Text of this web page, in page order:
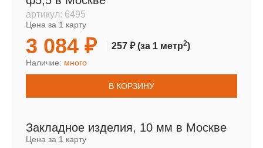
артикул: 6495
Цена за 1 карту
3 084 ₽ 257 ₽(за 1 метр2)
Наличие: много
В КОРЗИНУ
Закладное изделия, 10 мм в Москве
Цена за 1 карту